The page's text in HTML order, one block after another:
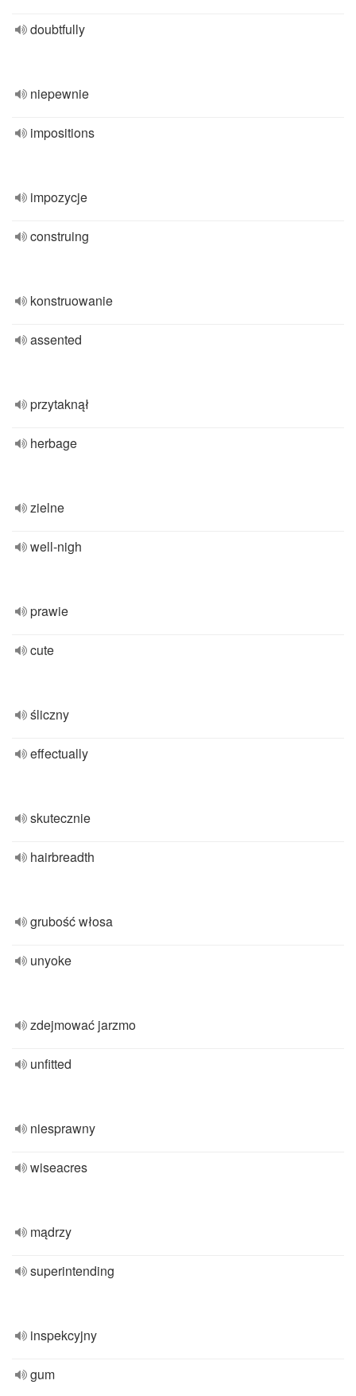
doubtfully
niepewnie
impositions
impozycje
construing
konstruowanie
assented
przytaknął
herbage
zielne
well-nigh
prawie
cute
śliczny
effectually
skutecznie
hairbreadth
grubość włosa
unyoke
zdejmować jarzmo
unfitted
niesprawny
wiseacres
mądrzy
superintending
inspekcyjny
gum